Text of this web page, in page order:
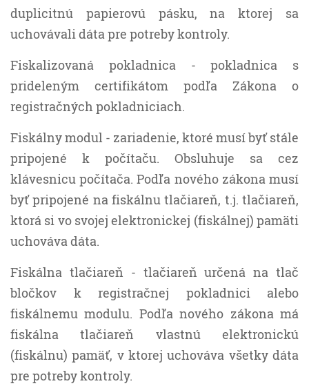
duplicitnú papierovú pásku, na ktorej sa
uchovávali dáta pre potreby kontroly.
Fiskalizovaná pokladnica - pokladnica s
prideleným certifikátom podľa Zákona o
registračných pokladniciach.
Fiskálny modul - zariadenie, ktoré musí byť stále
pripojené k počítaču. Obsluhuje sa cez
klávesnicu počítača. Podľa nového zákona musí
byť pripojené na fiskálnu tlačiareň, t.j. tlačiareň,
ktorá si vo svojej elektronickej (fiskálnej) pamäti
uchováva dáta.
Fiskálna tlačiareň - tlačiareň určená na tlač
bločkov k registračnej pokladnici alebo
fiskálnemu modulu. Podľa nového zákona má
fiskálna tlačiareň vlastnú elektronickú
(fiskálnu) pamäť, v ktorej uchováva všetky dáta
pre potreby kontroly.